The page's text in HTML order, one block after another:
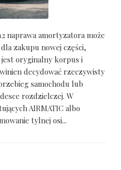
naprawa amortyzatora może
zakupu nowej części,
jest oryginalny korpus i
decydować rzeczywisty
samochodu lub
rozdzielczej. W
AIRMATIC albo
tylnej osi...